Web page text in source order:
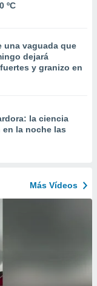
ºC
una vaguada que
dejará
y granizo en
la ciencia
la noche las
Más Vídeos